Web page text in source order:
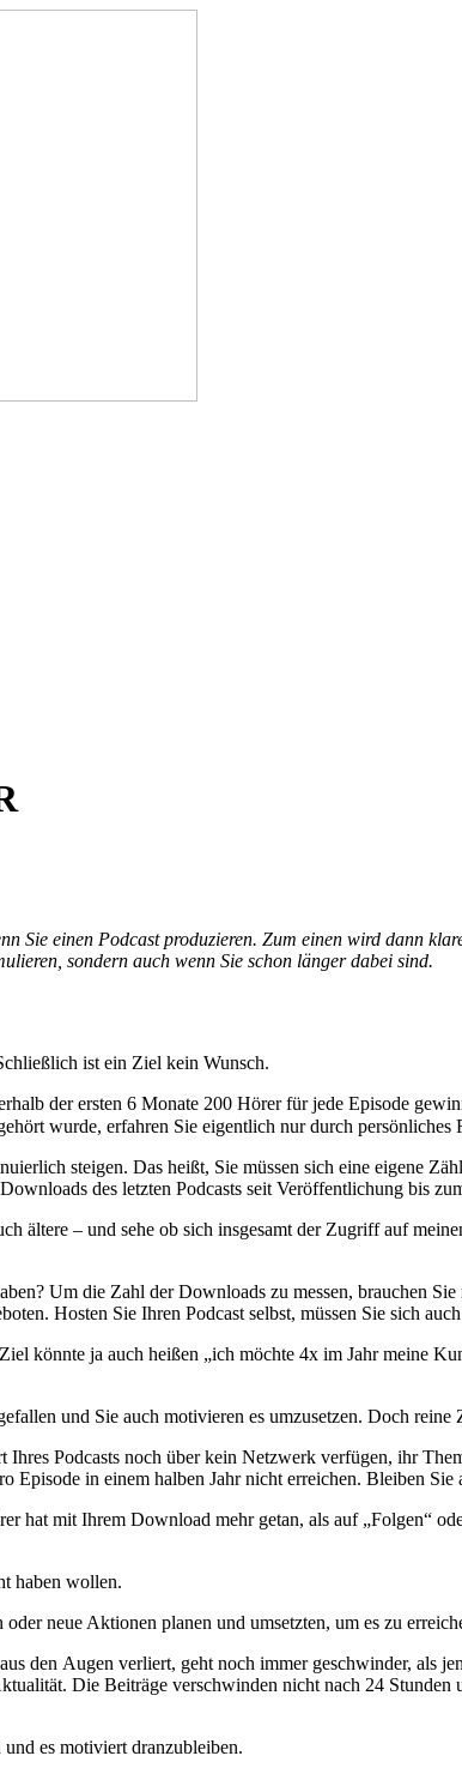
Sie einen Podcast produzieren. Zum einen wird dann
sondern auch wenn Sie schon länger dabei sind.
ist ein Ziel kein Wunsch.
der ersten 6 Monate 200 Hörer für jede Episode
wurde, erfahren Sie eigentlich nur durch persönliches
steigen. Das heißt, Sie müssen sich eine eigene
des letzten Podcasts seit Veröffentlichung bis
ältere – und sehe ob sich insgesamt der Zugriff auf
Um die Zahl der Downloads zu messen, brauchen
Hosten Sie Ihren Podcast selbst, müssen Sie sich
könnte ja auch heißen „ich möchte 4x im Jahr meine
und Sie auch motivieren es umzusetzen. Doch
Ihres Podcasts noch über kein Netzwerk verfügen, ihr
in einem halben Jahr nicht erreichen. Bleiben
hat mit Ihrem Download mehr getan, als auf „Folgen“
haben wollen.
oder neue Aktionen planen und umsetzten, um es zu
den Augen verliert, geht noch immer geschwinder, als
Die Beiträge verschwinden nicht nach 24
es motiviert dranzubleiben.